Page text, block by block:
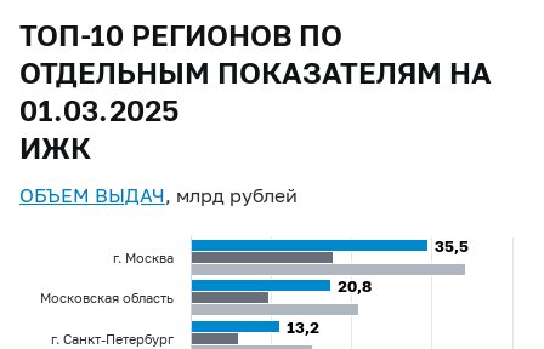
ТОП-10 РЕГИОНОВ ПО
ОТДЕЛЬНЫМ ПОКАЗАТЕЛЯМ НА
01.03.2025
ИЖК
ОБЪЕМ ВЫДАЧ, млрд рублей
35,5
35,5
20,8
20,8
13,2
13,2
г. Москва
Московская область
г. Санкт-Петербург